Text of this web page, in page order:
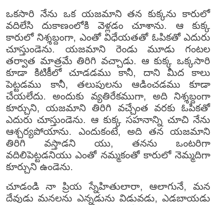
ఒకసారి నేను ఒక యజమాని తన కుక్కను కారులో
వదిలేసి దుకాణంలోకి వెళ్లడం చూశాను. ఆ కుక్క
కారులో నిశ్శబ్దంగా, ఎంతో విధేయతతో ఓపికతో ఎదురు
చూస్తుండెను. యజమాని రెండు మూడు గంటల
తర్వాత మాత్రమే తిరిగి వచ్చాడు. ఆ కుక్క ఒక్కసారి
కూడా కిటికీలో చూడడము కానీ, దాని మీద కాలు
పెట్టడము కానీ, తలుపులను ఆడించడము కూడా
చేయలేదు. అందుకు వ్యతిరేకముగా, అది నిశ్శబ్దంగా
కూర్చుని, యజమాని తిరిగి వచ్చేంత వరకు ఓపికతో
ఎదురు చూస్తుండెను. ఆ కుక్క సహనాన్ని చూచి నేను
ఆశ్చర్యపోయాను. ఎందుకంటే, అది తన యజమాని
తిరిగి వస్తాడని యు, తనను ఒంటరిగా
వదిలిపెట్టడనియు ఎంతో నమ్మకంతో కారులో నెమ్మదిగా
కూర్చుని ఉండెను.
చూడండి నా ప్రియ స్నేహితులారా, ఆలాగునే, మన
దేవుడు మనలను ఎన్నడును విడువడు, ఎడబాయడు